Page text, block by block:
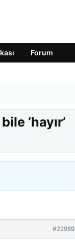
Forum
‘hayır’
#22989